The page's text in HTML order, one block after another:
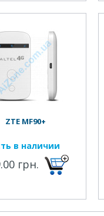
ZTE MF90+
в наличии
грн.